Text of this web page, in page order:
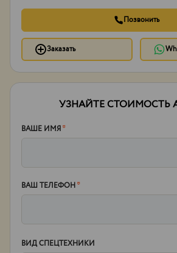
Позвонить
Заказать
УЗНАЙТЕ СТОИМОСТЬ
ВАШЕ ИМЯ*
ВАШ ТЕЛЕФОН*
ВИД СПЕЦТЕХНИКИ